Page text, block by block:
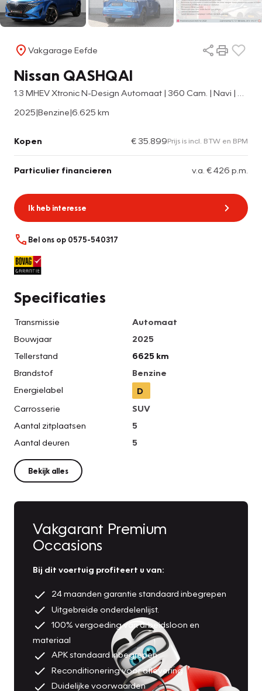
Vakgarage Eefde
Nissan QASHQAI
2025|Benzine|6.625 km
Kopen € 35.899Prijs is incl. BTW en BPM
Particulier financieren v.a. € 426 p.m.
Ik heb interesse
Bel ons op 0575-540317
Specificaties
Transmissie
Automaat
Bouwjaar
2025
Tellerstand
6625 km
Brandstof
Benzine
Energielabel
D
Carrosserie
SUV
Aantal zitplaatsen
5
Aantal deuren
5
Bekijk alles
Vakgarant Premium
Occasions
Bij dit voertuig profiteert u van:
24 maanden garantie standaard inbegrepen
Uitgebreide onderdelenlijst.
100% vergoeding van arbeidsloon en
materiaal
APK standaard inbegrepen
Reconditionering voor aflevering
Duidelijke voorwaarden